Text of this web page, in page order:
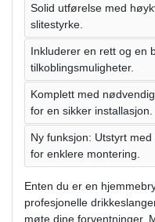
Solid utførelse med
slitestyrke.
Inkluderer en rett og en
tilkoblingsmuligheter.
Komplett med
for en sikker installasjon.
Ny funksjon: Utstyrt
for enklere montering.
Enten du er en
profesjonelle
møte dine forventninger.